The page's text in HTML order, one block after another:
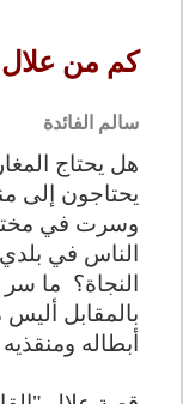
كم من
سالم الفائدة
هل يحتاج
يحتاجون إلى
وسرت في
الناس في
النجاة؟ ما سر
بالمقابل
أبطاله